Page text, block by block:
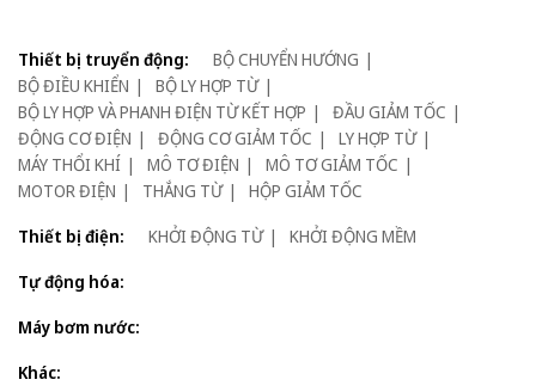
Thiết bị truyển động:
BỘ CHUYỂN HƯỚNG
BỘ ĐIỀU KHIỂN
BỘ LY HỢP TỪ
BỘ LY HỢP VÀ PHANH ĐIỆN TỪ KẾT HỢP
ĐẦU GIẢM TỐC
ĐỘNG CƠ ĐIỆN
ĐỘNG CƠ GIẢM TỐC
LY HỢP TỪ
MÁY THỔI KHÍ
MÔ TƠ ĐIỆN
MÔ TƠ GIẢM TỐC
MOTOR ĐIỆN
THẮNG TỪ
HỘP GIẢM TỐC
Thiết bị điện:
KHỞI ĐỘNG TỪ
KHỞI ĐỘNG MỀM
Tự động hóa:
Máy bơm nước:
Khác: